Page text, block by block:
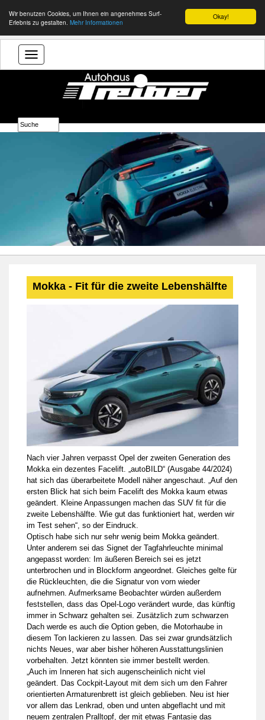
Okay!
Wir benutzen Cookies, um Ihnen ein angenehmes Surf-
Erlebnis zu gestalten. Mehr Informationen
Mokka - Fit für die zweite Lebenshälfte
Nach vier Jahren verpasst Opel der zweiten Generation des
Mokka ein dezentes Facelift. „autoBILD“ (Ausgabe 44/2024)
hat sich das überarbeitete Modell näher angeschaut. „Auf den
ersten Blick hat sich beim Facelift des Mokka kaum etwas
geändert. Kleine Anpassungen machen das SUV fit für die
zweite Lebenshälfte. Wie gut das funktioniert hat, werden wir
im Test sehen“, so der Eindruck.
Optisch habe sich nur sehr wenig beim Mokka geändert.
Unter anderem sei das Signet der Tagfahrleuchte minimal
angepasst worden: Im äußeren Bereich sei es jetzt
unterbrochen und in Blockform angeordnet. Gleiches gelte für
die Rückleuchten, die die Signatur von vorn wieder
aufnehmen. Aufmerksame Beobachter würden außerdem
feststellen, dass das Opel-Logo verändert wurde, das künftig
immer in Schwarz gehalten sei. Zusätzlich zum schwarzen
Dach werde es auch die Option geben, die Motorhaube in
diesem Ton lackieren zu lassen. Das sei zwar grundsätzlich
nichts Neues, war aber bisher höheren Ausstattungslinien
vorbehalten. Jetzt könnten sie immer bestellt werden.
„Auch im Inneren hat sich augenscheinlich nicht viel
geändert. Das Cockpit-Layout mit dem sich um den Fahrer
orientierten Armaturenbrett ist gleich geblieben. Neu ist hier
vor allem das Lenkrad, oben und unten abgeflacht und mit
neuem zentralen Pralltopf, der mit etwas Fantasie das